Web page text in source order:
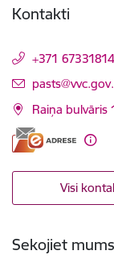
Kontakti
+371 67331814
E-pasts:
Raiņa bulvāris
Visi
Sekojiet mums